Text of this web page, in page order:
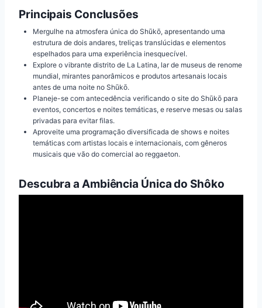
Principais Conclusões
Mergulhe na atmosfera única do Shūkō, apresentando uma
estrutura de dois andares, treliças translúcidas e elementos
espelhados para uma experiência inesquecível.
Explore o vibrante distrito de La Latina, lar de museus de renome
mundial, mirantes panorâmicos e produtos artesanais locais
antes de uma noite no Shūkō.
Planeje-se com antecedência verificando o site do Shūkō para
eventos, concertos e noites temáticas, e reserve mesas ou salas
privadas para evitar filas.
Aproveite uma programação diversificada de shows e noites
temáticas com artistas locais e internacionais, com gêneros
musicais que vão do comercial ao reggaeton.
Descubra a Ambiência Única do Shôko